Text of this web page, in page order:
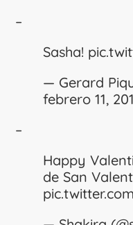
–
Sasha!
— Gerard
febrero 11,
–
Happy
de San